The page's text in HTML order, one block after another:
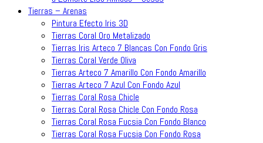
Tierras – Arenas
Pintura Efecto Iris 3D
Tierras Coral Oro Metalizado
Tierras Iris Arteco 7 Blancas Con Fondo Gris
Tierras Coral Verde Oliva
Tierras Arteco 7 Amarillo Con Fondo Amarillo
Tierras Arteco 7 Azul Con Fondo Azul
Tierras Coral Rosa Chicle
Tierras Coral Rosa Chicle Con Fondo Rosa
Tierras Coral Rosa Fucsia Con Fondo Blanco
Tierras Coral Rosa Fucsia Con Fondo Rosa